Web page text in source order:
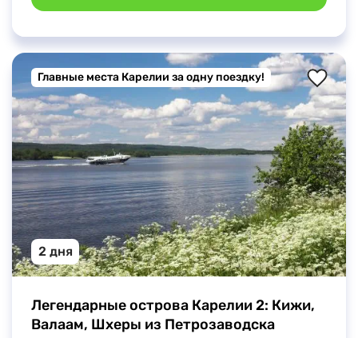
Главные места Карелии за одну поездку!
2 дня
Легендарные острова Карелии 2: Кижи,
Валаам, Шхеры из Петрозаводска